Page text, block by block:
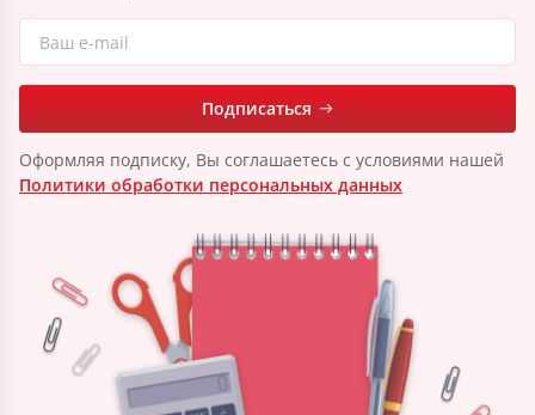
Подписаться
Оформляя подписку, Вы соглашаетесь с условиями нашей
Политики обработки персональных данных